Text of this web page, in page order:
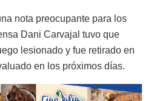
nota preocupante para los
Dani Carvajal tuvo que
lesionado y fue retirado en
en los próximos días.